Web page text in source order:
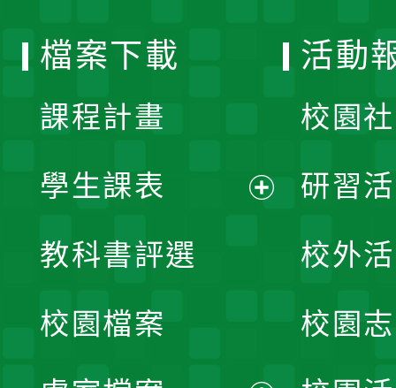
檔案下載
課程計畫
學生課表
單
教科書評選
校園檔案
活動
校園
研習
校外
校園